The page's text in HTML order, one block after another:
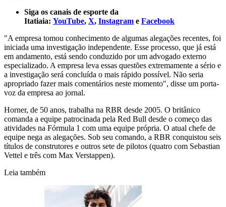
Siga os canais de esporte da
Itatiaia: YouTube, X, Instagram e Facebook
"A empresa tomou conhecimento de algumas alegações recentes, foi
iniciada uma investigação independente. Esse processo, que já está
em andamento, está sendo conduzido por um advogado externo
especializado. A empresa leva essas questões extremamente a sério e
a investigação será concluída o mais rápido possível. Não seria
apropriado fazer mais comentários neste momento", disse um porta-
voz da empresa ao jornal.
Horner, de 50 anos, trabalha na RBR desde 2005. O britânico
comanda a equipe patrocinada pela Red Bull desde o começo das
atividades na Fórmula 1 com uma equipe própria. O atual chefe de
equipe nega as alegações. Sob seu comando, a RBR conquistou seis
títulos de construtores e outros sete de pilotos (quatro com Sebastian
Vettel e três com Max Verstappen).
Leia também